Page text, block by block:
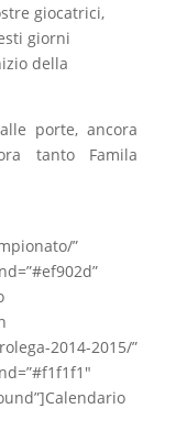
giocatrici,
giorni
della
porte, ancora
tanto Famila
”
2014-2015/”